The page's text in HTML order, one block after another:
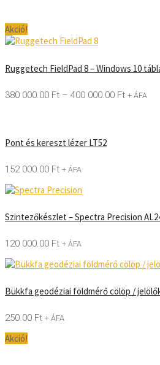
Akció!
Ruggetech FieldPad 8 – Windows 10
380 000.00 Ft – 400 000.00 Ft + ÁFA
Pont és kereszt lézer LT52
152 000.00 Ft + ÁFA
Szintezőkészlet – Spectra Precision
120 000.00 Ft + ÁFA
Bükkfa geodéziai földmérő cölöp /
250.00 Ft + ÁFA
Akció!